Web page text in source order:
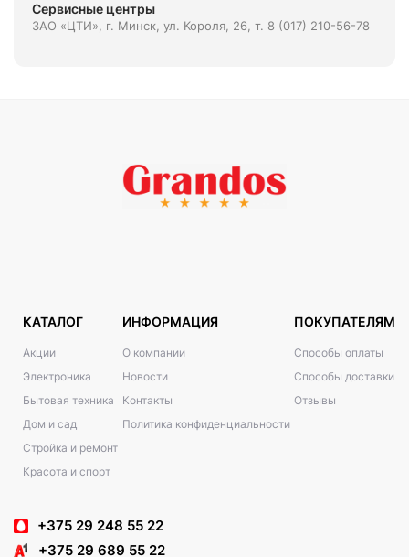
Сервисные центры
ЗАО «ЦТИ», г. Минск, ул. Короля, 26, т. 8 (017) 210-56-78
КАТАЛОГ
Акции
Электроника
Бытовая техника
Дом и сад
Стройка и ремонт
Красота и спорт
ИНФОРМАЦИЯ
О компании
Новости
Контакты
Политика конфиденциальности
ПОКУПАТЕЛЯМ
Способы оплаты
Способы доставки
Отзывы
+375 29 248 55 22
+375 29 689 55 22